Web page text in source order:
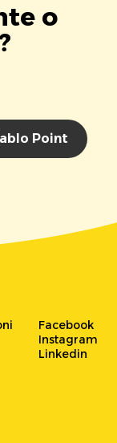
o
Point
Facebook
Instagram
Linkedin